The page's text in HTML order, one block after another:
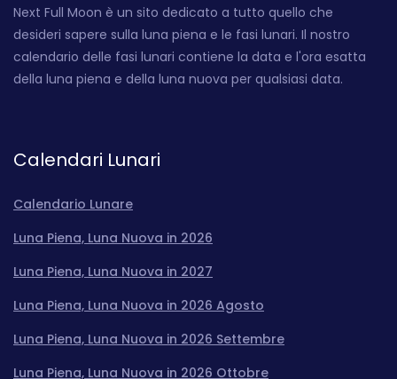
Next Full Moon è un sito dedicato a tutto quello che
desideri sapere sulla luna piena e le fasi lunari. Il nostro
calendario delle fasi lunari contiene la data e l'ora esatta
della luna piena e della luna nuova per qualsiasi data.
Calendari Lunari
Calendario Lunare
Luna Piena, Luna Nuova in 2026
Luna Piena, Luna Nuova in 2027
Luna Piena, Luna Nuova in 2026 Agosto
Luna Piena, Luna Nuova in 2026 Settembre
Luna Piena, Luna Nuova in 2026 Ottobre